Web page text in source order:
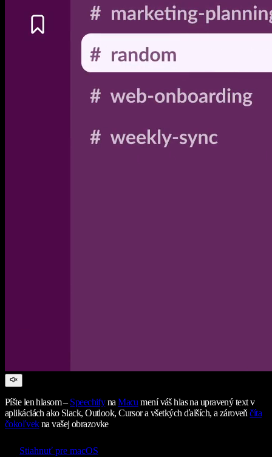
Píšte len hlasom – SpeechifynaMacu mení váš hlas na upravený text v
aplikáciách ako Slack, Outlook, Cursor a všetkých ďalších, a zároveňčíta
čokoľvekna vašej obrazovke
Stiahnuť pre macOS